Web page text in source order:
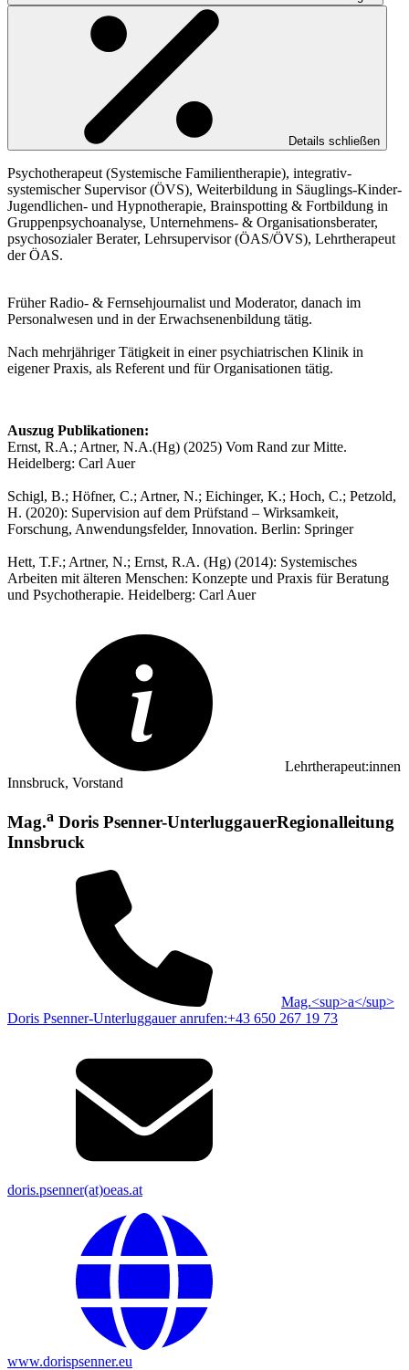
Details schließen
Psychotherapeut (Systemische Familientherapie), integrativ-
systemischer Supervisor (ÖVS), Weiterbildung in Säuglings-Kinder-
Jugendlichen- und Hypnotherapie, Brainspotting & Fortbildung in
Gruppenpsychoanalyse, Unternehmens- & Organisationsberater,
psychosozialer Berater, Lehrsupervisor (ÖAS/ÖVS), Lehrtherapeut
der ÖAS.
Früher Radio- & Fernsehjournalist und Moderator, danach im
Personalwesen und in der Erwachsenenbildung tätig.
Nach mehrjähriger Tätigkeit in einer psychiatrischen Klinik in
eigener Praxis, als Referent und für Organisationen tätig.
Auszug Publikationen:
Ernst, R.A.; Artner, N.A.(Hg) (2025) Vom Rand zur Mitte.
Heidelberg: Carl Auer
Schigl, B.; Höfner, C.; Artner, N.; Eichinger, K.; Hoch, C.; Petzold,
H. (2020): Supervision auf dem Prüfstand – Wirksamkeit,
Forschung, Anwendungsfelder, Innovation. Berlin: Springer
Hett, T.F.; Artner, N.; Ernst, R.A. (Hg) (2014): Systemisches
Arbeiten mit älteren Menschen: Konzepte und Praxis für Beratung
und Psychotherapie. Heidelberg: Carl Auer
Lehrtherapeut:innen
Innsbruck, Vorstand
Mag.a Doris Psenner-UnterluggauerRegionalleitung
Innsbruck
Mag.<sup>a</sup>
Doris Psenner-Unterluggauer anrufen:+43 650 267 19 73
doris.psenner(at)oeas.at
www.dorispsenner.eu